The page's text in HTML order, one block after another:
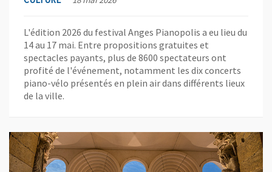
L'édition 2026 du festival Anges Pianopolis a eu lieu du
14 au 17 mai. Entre propositions gratuites et
spectacles payants, plus de 8600 spectateurs ont
profité de l'événement, notamment les dix concerts
piano-vélo présentés en plein air dans différents lieux
de la ville.
En savoir plus sur l'actualité La nouvelle galerie de la